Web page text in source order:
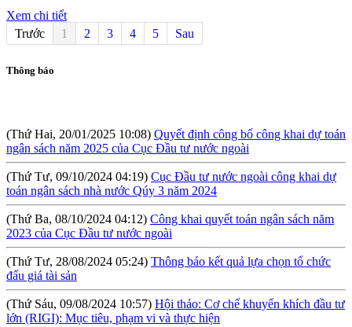
Xem chi tiết
Trước
1 2 3 4 5 Sau
Thông báo
ngân sách năm 2025 của Cục Đầu tư nước ngoài
(Thứ Tư, 09/10/2024 04:19)Cục Đầu tư nước ngoài công khai dự
toán ngân sách nhà nước Qúy 3 năm 2024
(Thứ Ba, 08/10/2024 04:12)Công khai quyết toán ngân sách năm
2023 của Cục Đầu tư nước ngoài
(Thứ Tư, 28/08/2024 05:24)Thông báo kết quả lựa chọn tổ chức
đấu giá tài sản
(Thứ Sáu, 09/08/2024 10:57)
lớn (RIGI): Mục tiêu, phạm vi và thực hiện
(Thứ Năm, 04/04/2024 10:17)Báo cáo tình hình công khai ngân